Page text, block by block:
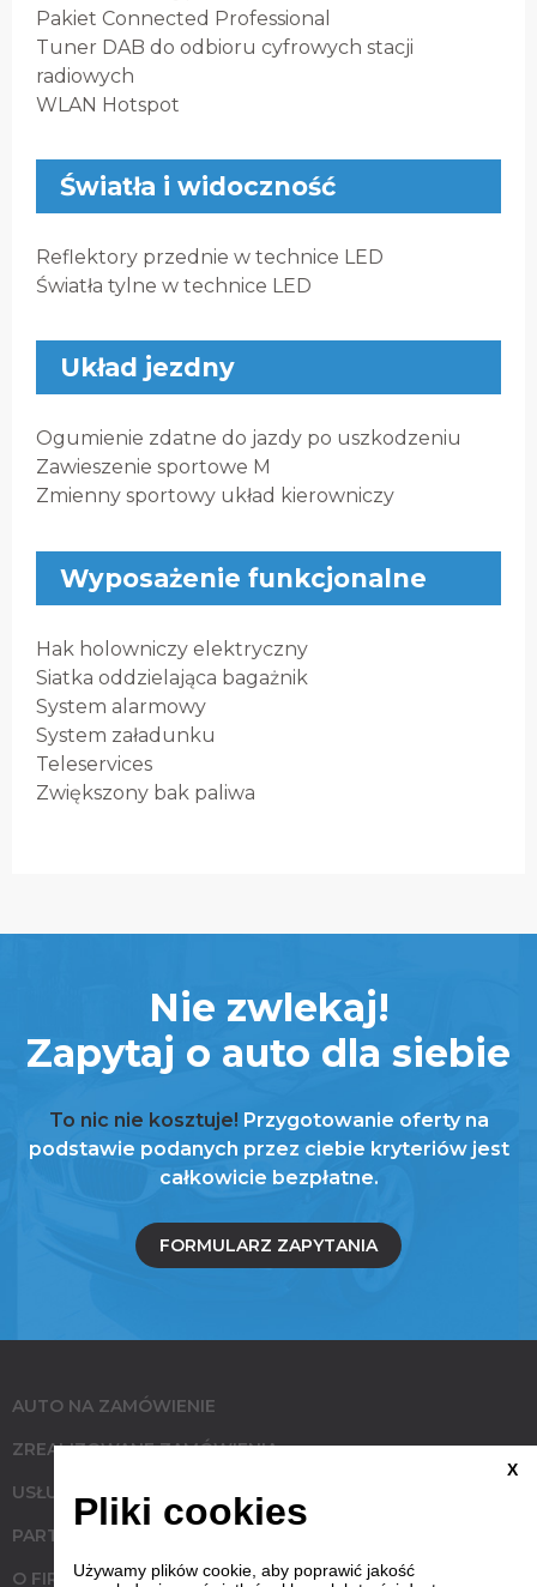
Pakiet Connected Professional
Tuner DAB do odbioru cyfrowych stacji
radiowych
WLAN Hotspot
Światła i widoczność
Reflektory przednie w technice LED
Światła tylne w technice LED
Układ jezdny
Ogumienie zdatne do jazdy po uszkodzeniu
Zawieszenie sportowe M
Zmienny sportowy układ kierowniczy
Wyposażenie funkcjonalne
Hak holowniczy elektryczny
Siatka oddzielająca bagażnik
System alarmowy
System załadunku
Teleservices
Zwiększony bak paliwa
Nie zwlekaj!
Zapytaj o auto dla siebie
To nic nie kosztuje! Przygotowanie oferty na
podstawie podanych przez ciebie kryteriów jest
całkowicie bezpłatne.
FORMULARZ ZAPYTANIA
AUTO NA ZAMÓWIENIE
ZREALIZOWANE ZAMÓWIENIA
USŁUGI
PARTNERZY
O FIRMIE
X
Pliki cookies
Używamy plików cookie, aby poprawić jakość